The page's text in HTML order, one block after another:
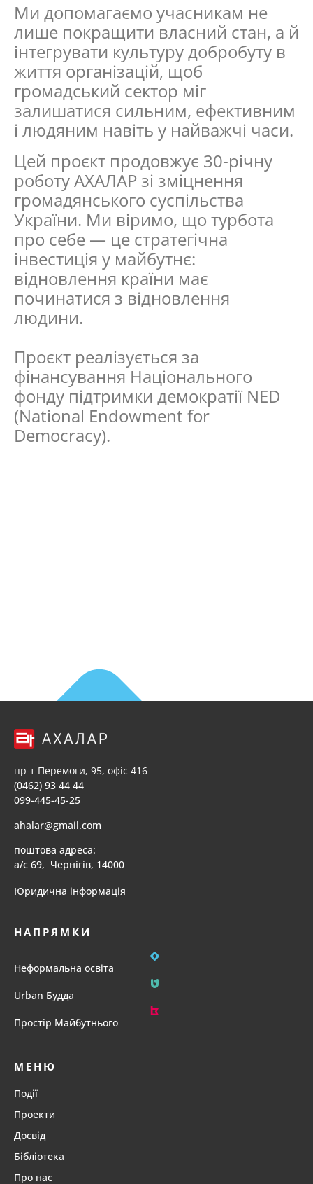
Ми допомагаємо учасникам не
лише покращити власний стан, а й
інтегрувати культуру добробуту в
життя організацій, щоб
громадський сектор міг
залишатися сильним, ефективним
і людяним навіть у найважчі часи.
Цей проєкт продовжує 30-річну
роботу АХАЛАР зі зміцнення
громадянського суспільства
України. Ми віримо, що турбота
про себе — це стратегічна
інвестиція у майбутнє:
відновлення країни має
починатися з відновлення
людини.
Проєкт реалізується за
фінансування Національного
фонду підтримки демократії NED
(National Endowment for
Democracy).
пр-т Перемоги, 95, офіс 416
(0462) 93 44 44
099-445-45-25
ahalar@gmail.com
поштова адреса:
а/с 69, Чернігів, 14000
Юридична інформація
НАПРЯМКИ
Неформальна освіта
Urban Будда
Простір Майбутнього
МЕНЮ
Події
Проекти
Досвід
Бібліотека
Про нас